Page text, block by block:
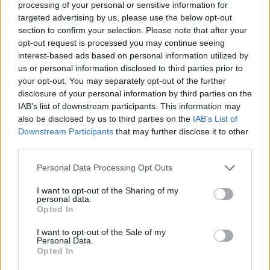
processing of your personal or sensitive information for
targeted advertising by us, please use the below opt-out
section to confirm your selection. Please note that after your
opt-out request is processed you may continue seeing
interest-based ads based on personal information utilized by
us or personal information disclosed to third parties prior to
your opt-out. You may separately opt-out of the further
disclosure of your personal information by third parties on the
IAB’s list of downstream participants. This information may
also be disclosed by us to third parties on the IAB’s List of
Downstream Participants that may further disclose it to other
Personal Data Processing Opt Outs
I want to opt-out of the Sharing of my
personal data.
Opted In
I want to opt-out of the Sale of my
Personal Data.
Opted In
RadioFreeEurope.
Ett uttalande hon kan komma att åtalas för är
”Vettiga människor är för fred”. I det fall hon
döms riskerar hon tio års fängelse.
En man i 55-årsåldern, som var domare i Partille
Cup, ska i samband med en handbollsmatch ha
tagit en 16-årig flicka, som var funktionär, på
rumpan. Mannen tvingades lämna platsen.
När polis informerades så beslutades det att åka
till mannens hotell för att hämta honom till
checkat ut och troligen hunnit lämna landet.
Lycksele tingsrätt till två år och fyra månaders
fängelse för att under en lång tid ha misshandlat